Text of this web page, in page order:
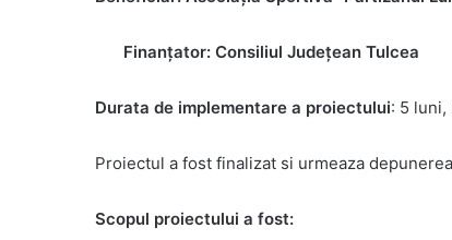
Finanțator: Consiliul Județean Tulcea
Durata de implementare a proiectului: 5
Proiectul a fost finalizat si urmeaza
Scopul proiectului a fost: